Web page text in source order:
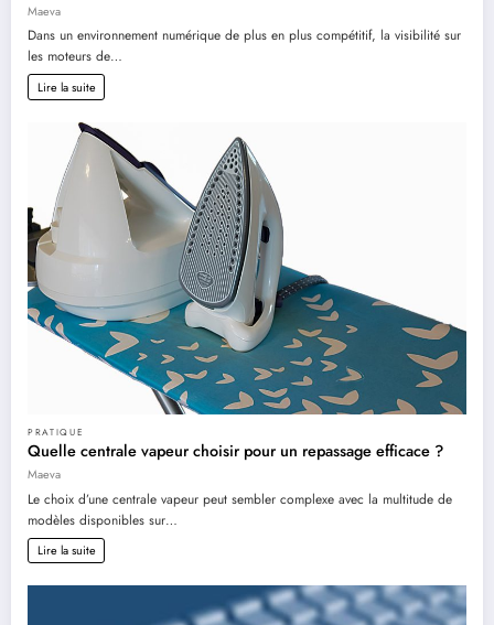
Maeva
Dans un environnement numérique de plus en plus compétitif, la visibilité sur
les moteurs de…
Lire la suite
PRATIQUE
Quelle centrale vapeur choisir pour un repassage efficace ?
Maeva
Le choix d’une centrale vapeur peut sembler complexe avec la multitude de
modèles disponibles sur…
Lire la suite